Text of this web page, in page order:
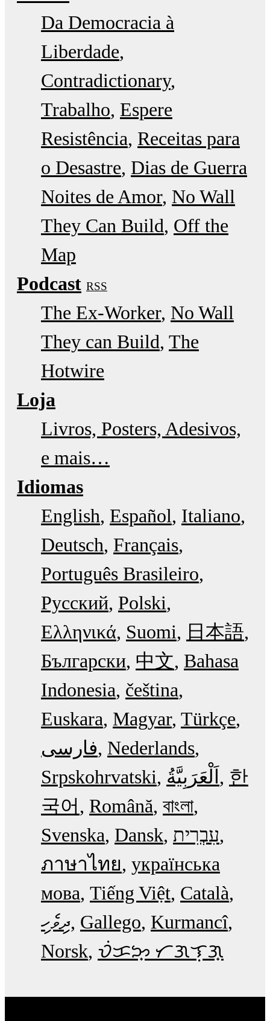
Da Democracia à
Liberdade
Contradictionary
Trabalho Espere
Resistência Receitas para
o Desastre Dias de Guerra
Noites de Amor No Wall
They Can Build Off the
Map
Podcast RSS
The Ex-Worker No Wall
They can Build The
Hotwire
Loja
Livros, Posters, Adesivos,
e mais…
Idiomas
English Español Italiano
Deutsch Français
Português Brasileiro
Русский Polski
Ελληνικά Suomi
日本語
Български 中文 Bahasa
Indonesia čeština
Euskara Magyar Türkçe
فارسی Nederlands
Srpskohrvatski
한
국어
Română বাংলা
Svenska Dansk עִבְרִית
ภาษาไทย українська
мова Tiếng Việt Català
ދިވެހި Gallego Kurmancî
Norsk ᜏᜒᜃᜅ᜔ ᜆᜄᜎᜓᜄ᜔